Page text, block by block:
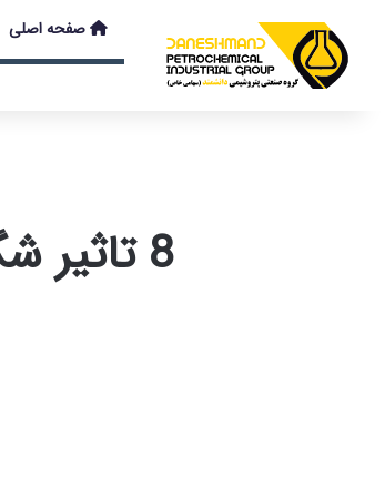
صفحه اصلی
8 تاثیر شگرف نرم کن ماکرو سیلیکونی کنز در صنعت نساجی